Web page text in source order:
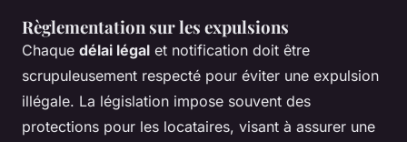
Règlementation sur les expulsions
Chaque délai légal et notification doit être
scrupuleusement respecté pour éviter une expulsion
illégale. La législation impose souvent des
protections pour les locataires, visant à assurer une